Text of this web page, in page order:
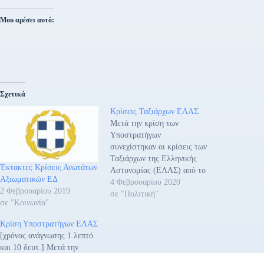
Μου αρέσει αυτό:
Σχετικά
Έκτακτες Κρίσεις Ανωτάτων
Αξιωματικών ΕΔ
2 Φεβρουαρίου 2019
σε "Κοινωνία"
Κρίσεις Ταξιάρχων ΕΛΑΣ
Μετά την κρίση των
Υποστρατήγων
συνεχίστηκαν οι κρίσεις των
Ταξιάρχων της Ελληνικής
Αστυνομίας (ΕΛΑΣ) από το
Ανώτατο Συμβούλιο του
Σώματος, υπό την Προεδρία
4 Φεβρουαρίου 2020
σε "Πολιτική"
Κρίση Υποστρατήγων ΕΛΑΣ
[χρόνος ανάγνωσης 1 λεπτό
και 10 δευτ.] Μετά την